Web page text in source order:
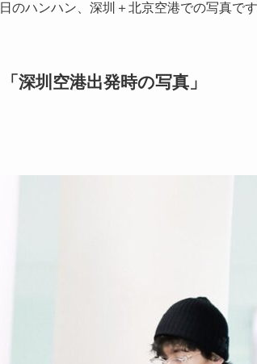
のハンハン、深圳＋北京空港での写真で
深圳空港出発時の写真」